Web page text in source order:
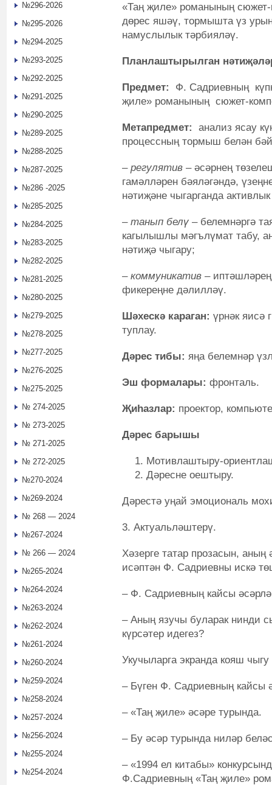
«Таң җиле» романының сюжет-
дөрес яшәү, тормышта үз
намуслылык тәрбияләү.
Планлаштырылган
Предмет: Ф. Садриевның
җиле» романының сюжет-
Метапредмет: анализ ясау
процессның тормыш белән
– регулятив – әсәрнең
гамәлләрен бәяләгәндә,
нәтиҗәне чыгарганда
–танып белү – белемнәргә
кагылышлы мәгълүмат табу,
нәтиҗә чыгару;
– коммуникатив –
фикереңне дәлилләү.
Шәхескә караган: үрнәк яисә
туплау.
Дәрес тибы: яңа белемнәр
Эш формалары: фронталь.
Җиһазлар: проектор,
Дәрес барышы
Мотивлаштыру-
Дәресне оештыру.
Дәрестә уңай эмоциональ
3. Актуальләштерү.
Хәзерге татар прозасын,
исәптән Ф. Садриевны искә
– Ф. Садриевның кайсы
– Аның язучы буларак нинди
күрсәтер идегез?
Укучыларга экранда кояш
– Бүген Ф. Садриевның кайсы
– «Таң җиле» әсәре турында.
– Бу әсәр турында ниләр
– «1994 ел китабы»
Ф.Садриевның «Таң җиле»
№296-2026
№295-2026
№294-2025
№293-2025
№292-2025
№291-2025
№290-2025
№289-2025
№288-2025
№287-2025
№286 -2025
№285-2025
№284-2025
№283-2025
№282-2025
№281-2025
№280-2025
№279-2025
№278-2025
№277-2025
№276-2025
№275-2025
№ 274-2025
№ 273-2025
№ 271-2025
№ 272-2025
№270-2024
№269-2024
№ 268 — 2024
№267-2024
№ 266 — 2024
№265-2024
№264-2024
№263-2024
№262-2024
№261-2024
№260-2024
№259-2024
№258-2024
№257-2024
№256-2024
№255-2024
№254-2024